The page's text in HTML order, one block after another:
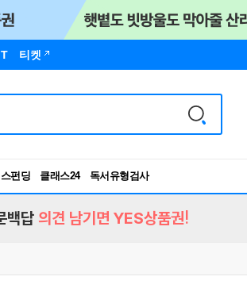
티켓
펀딩 클래스24
독서유형검사
RBTI Lab
백답 의견 남기면 YES상품권!